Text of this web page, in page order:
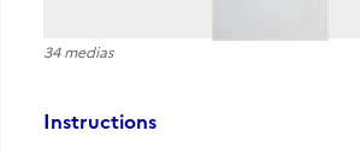
34 medias
Instructions